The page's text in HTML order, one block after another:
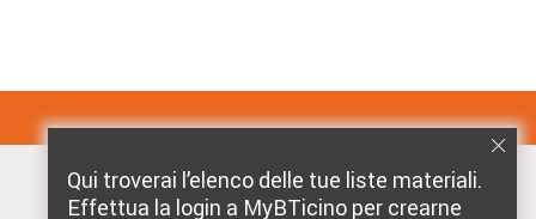
Qui troverai l’elenco delle tue liste materiali.
Effettua la login a MyBTicino per crearne
MARCHI DISTRIBUITI DA BTICINO